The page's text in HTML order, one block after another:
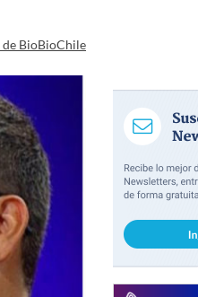
BioBioChile